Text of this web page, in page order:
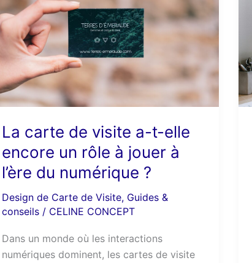
La carte de visite a-t-elle
encore un rôle à jouer à
l’ère du numérique ?
Design de Carte de Visite, Guides &
conseils/ CELINE CONCEPT
Dans un monde où les interactions
numériques dominent, les cartes de visite
visite
a-
t-
encore
un
rôle
jouer
à
l’ère
du
numérique
?